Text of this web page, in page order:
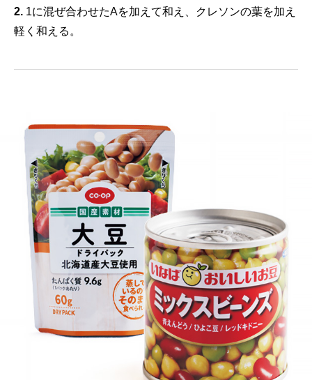
2. 1に混ぜ合わせたAを加えて和え、クレソンの葉を加え
軽く和える。